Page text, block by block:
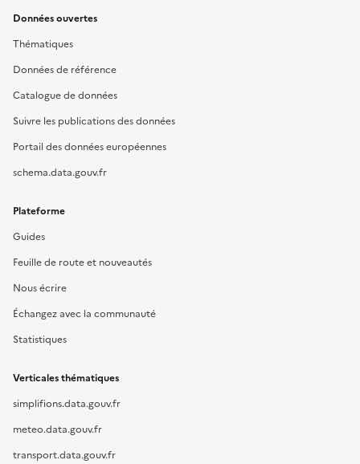
Données ouvertes
Thématiques
Données de référence
Catalogue de données
Suivre les publications des données
Portail des données européennes
schema.data.gouv.fr
Plateforme
Guides
Feuille de route et nouveautés
Nous écrire
Échangez avec la communauté
Statistiques
Verticales thématiques
simplifions.data.gouv.fr
meteo.data.gouv.fr
transport.data.gouv.fr